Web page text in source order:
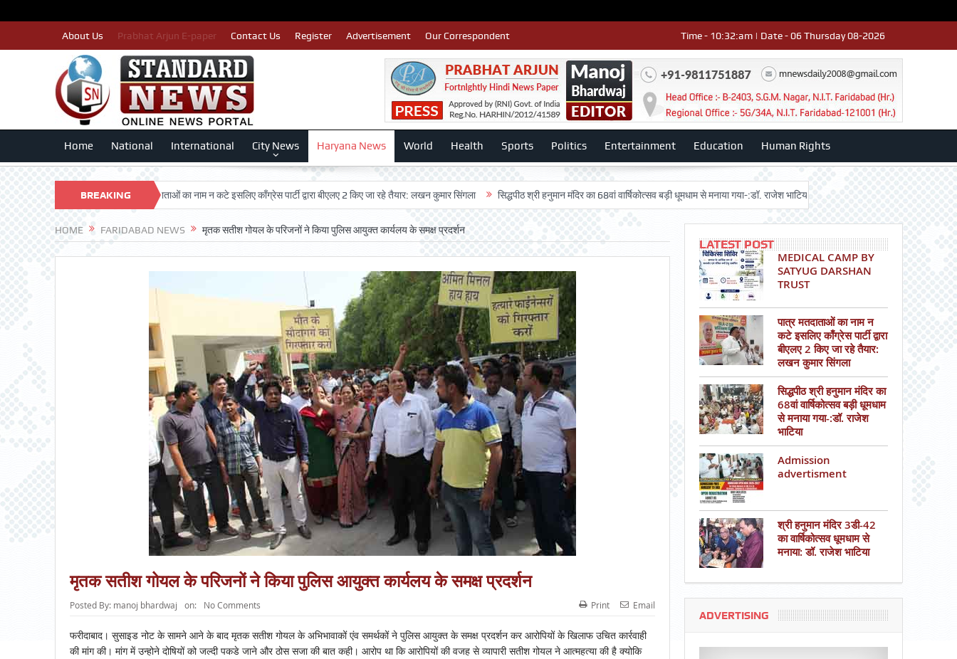
About Us Prabhat Arjun E-paper Contact Us Register Advertisement Our Correspondent Time - 10:32:am | Date - 06 Thursday 08-2026
Home National International City News Haryana News World Health Sports Politics Entertainment Education Human Rights
BREAKING
NEWS
TRUST पात्र मतदाताओं का नाम न कटे इसलिए काँग्रेस पार्टी द्वारा बीएलए 2 किए जा रहे तैयार: लखन कुमार सिंगला सिद्धपीठ श्री हनुमान मंदिर का 68वां वार्षिकोत्सव बड़ी धूमधाम से मनाया गया-:डॉ. राजेश भाटिया Admission advertisment श्री
HOME FARIDABAD NEWS मृतक सतीश गोयल के परिजनों ने किया पुलिस आयुक्त कार्यलय के समक्ष प्रदर्शन
मृतक सतीश गोयल के परिजनों ने किया पुलिस आयुक्त कार्यलय के समक्ष प्रदर्शन
Posted By: manoj bhardwaj on: No Comments Print Email
फरीदाबाद। सुसाइड नोट के सामने आने के बाद मृतक सतीश गोयल के अभिभावाकों एंव समर्थकों ने पुलिस आयुक्त के समक्ष प्रदर्शन कर आरोपियों के खिलाफ उचित कार्रवाही
की मांग की। मांग में उन्होने दोषियों को जल्दी पकडे जाने और ठोस सजा की बात कही। आरोप था कि आरोपियों की वजह से व्यापारी सतीश गोयल ने आत्महत्या की है क्योकि
LATEST POST
MEDICAL CAMP BY
SATYUG DARSHAN
TRUST
पात्र मतदाताओं का नाम न
कटे इसलिए काँग्रेस पार्टी द्वारा
बीएलए 2 किए जा रहे तैयार:
लखन कुमार सिंगला
सिद्धपीठ श्री हनुमान मंदिर का
68वां वार्षिकोत्सव बड़ी धूमधाम
से मनाया गया-:डॉ. राजेश
भाटिया
Admission
advertisment
श्री हनुमान मंदिर 3डी-42
का वार्षिकोत्सव धूमधाम से
मनाया: डॉ. राजेश भाटिया
ADVERTISING